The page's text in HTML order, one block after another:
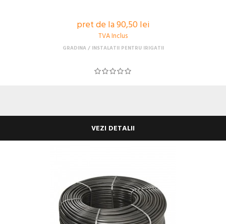
pret de la 90,50 lei
TVA Inclus
GRADINA INSTALATII PENTRU IRIGATII
VEZI DETALII